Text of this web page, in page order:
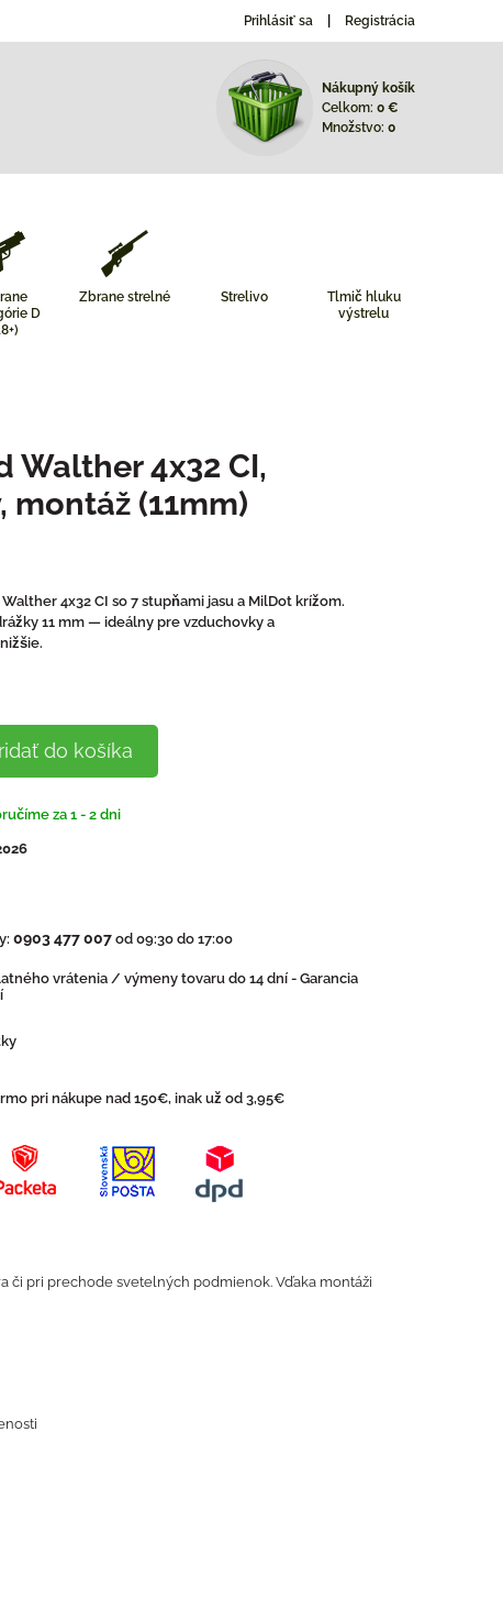
Prihlásiť sa Registrácia
Nákupný košík
Celkom: 0 €
Množstvo: 0
D
Zbrane strelné Strelivo
Tlmič hluku
výstrelu
Walther 4x32 CI,
montáž (11mm)
4x32 CI so 7 stupňami jasu a MilDot krížom.
11 mm — ideálny pre vzduchovky a
do košíka
za 1 - 2 dni
0903 477 007 od 09:30 do 17:00
vrátenia / výmeny tovaru do 14 dní - Garancia
pri nákupe nad 150€, inak už od 3,95€
či pri prechode svetelných podmienok. Vďaka montáži